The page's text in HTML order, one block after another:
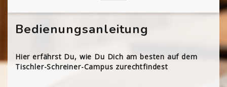
Bedienungsanleitung
Hier erfährst Du, wie Du Dich am besten auf dem
Tischler-Schreiner-Campus zurechtfindest